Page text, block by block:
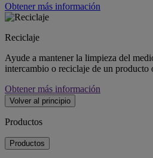
Obtener más información
Reciclaje
Ayude a mantener la limpieza del
intercambio o reciclaje de un producto
Obtener más información
Volver al principio
Productos
Productos